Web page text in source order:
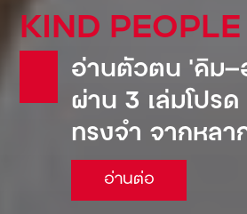
KIND PEOPLE
อ่านตัวตน ‘คิม—
ผ่าน 3 เล่มโปรด
ทรงจำ จากหลา
อ่านต่อ